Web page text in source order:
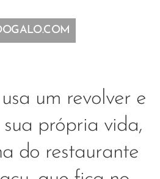
um revolver e
própria vida,
do restaurante